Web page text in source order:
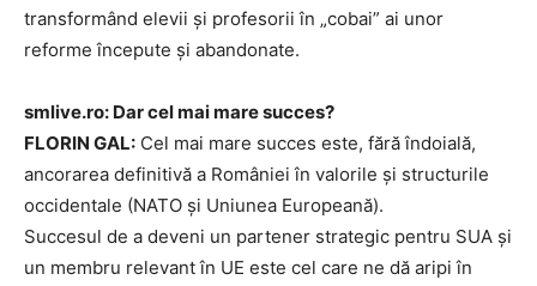
transformând elevii și profesorii în „cobai” ai unor
reforme începute și abandonate.
smlive.ro: Dar cel mai mare succes?
FLORIN GAL: Cel mai mare succes este, fără îndoială,
ancorarea definitivă a României în valorile și structurile
occidentale (NATO și Uniunea Europeană).
Succesul de a deveni un partener strategic pentru SUA și
un membru relevant în UE este cel care ne dă aripi în